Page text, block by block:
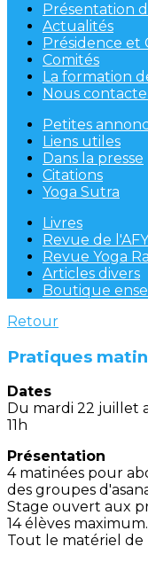
Présentation
Actualités
Présidence et
Comités
La formation
Nous
Petites
Liens utiles
Dans la presse
Citations
Yoga Sutra
Livres
Revue de
Revue Yoga
Articles divers
Boutique
Retour
Pratiques
Dates
Du mardi 22 juillet
11h
Présentation
4 matinées pour
des groupes
Stage ouvert aux
14 élèves maximum.
Tout le matériel